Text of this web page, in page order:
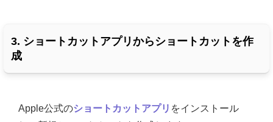
3. ショートカットアプリからショートカットを作
成
Apple公式のショートカットアプリ をインストール